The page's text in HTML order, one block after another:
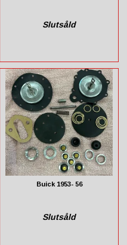
Slutsåld
Buick 1953- 56
Slutsåld